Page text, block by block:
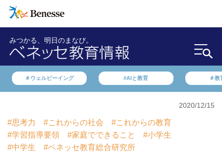
みつかる、明日のまなび。
＃ウェルビーイング #AIと教育 ＃教
2020/12/15
#思考力 #これからの社会
#これからの教育
#学習指導要領
#家庭でできること
#小学生
#中学生
#ベネッセ教育総合研究所